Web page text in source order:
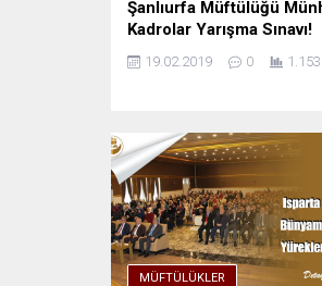
Şanlıurfa Müftülüğü
Kadrolar Yarışma Sınavı!
19.02.2019 0 1.153
MÜFTÜLÜKLER